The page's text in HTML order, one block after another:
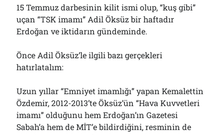
Gazi’den Milletvekillerine Kurşun Gibi Sözler!..
07/08/2026
Türkiye 2.0’a Gidiş!..
05/08/2026
15 Temmuz Soruları… Nasuh Mahruki’nin “Suçu”!..
03/08/2026
Er Gaziler 20 Gün Sonra Gelen MSB Heyetine Böyle İsyan Etti:“Bizi
01/08/2026
Papazın “Komutanı” Ayasofya ve Patrikhane İçin ABD’yi Göreve
Çağırdı!..
31/07/2026
15 Temmuz darbesinin kilit ismi olup, “kuş gibi”
uçan “TSK imamı” Adil Öksüz bir haftadır
Erdoğan ve iktidarın gündeminde.
Önce Adil Öksüz’le ilgili bazı gerçekleri
hatırlatalım:
Uzun yıllar “Emniyet imamlığı” yapan Kemalettin
Özdemir, 2012-2013’te Öksüz’ün “Hava Kuvvetleri
imamı” olduğunu hem Erdoğan’ın Gazetesi
Sabah’a hem de MİT’e bildirdiğini, resminin de